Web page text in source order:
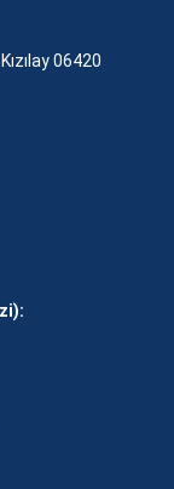
06420